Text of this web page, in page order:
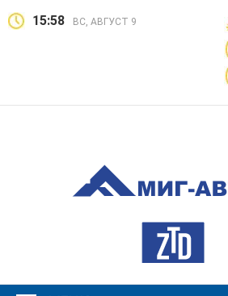
15:58 ВС, АВГУСТ 9